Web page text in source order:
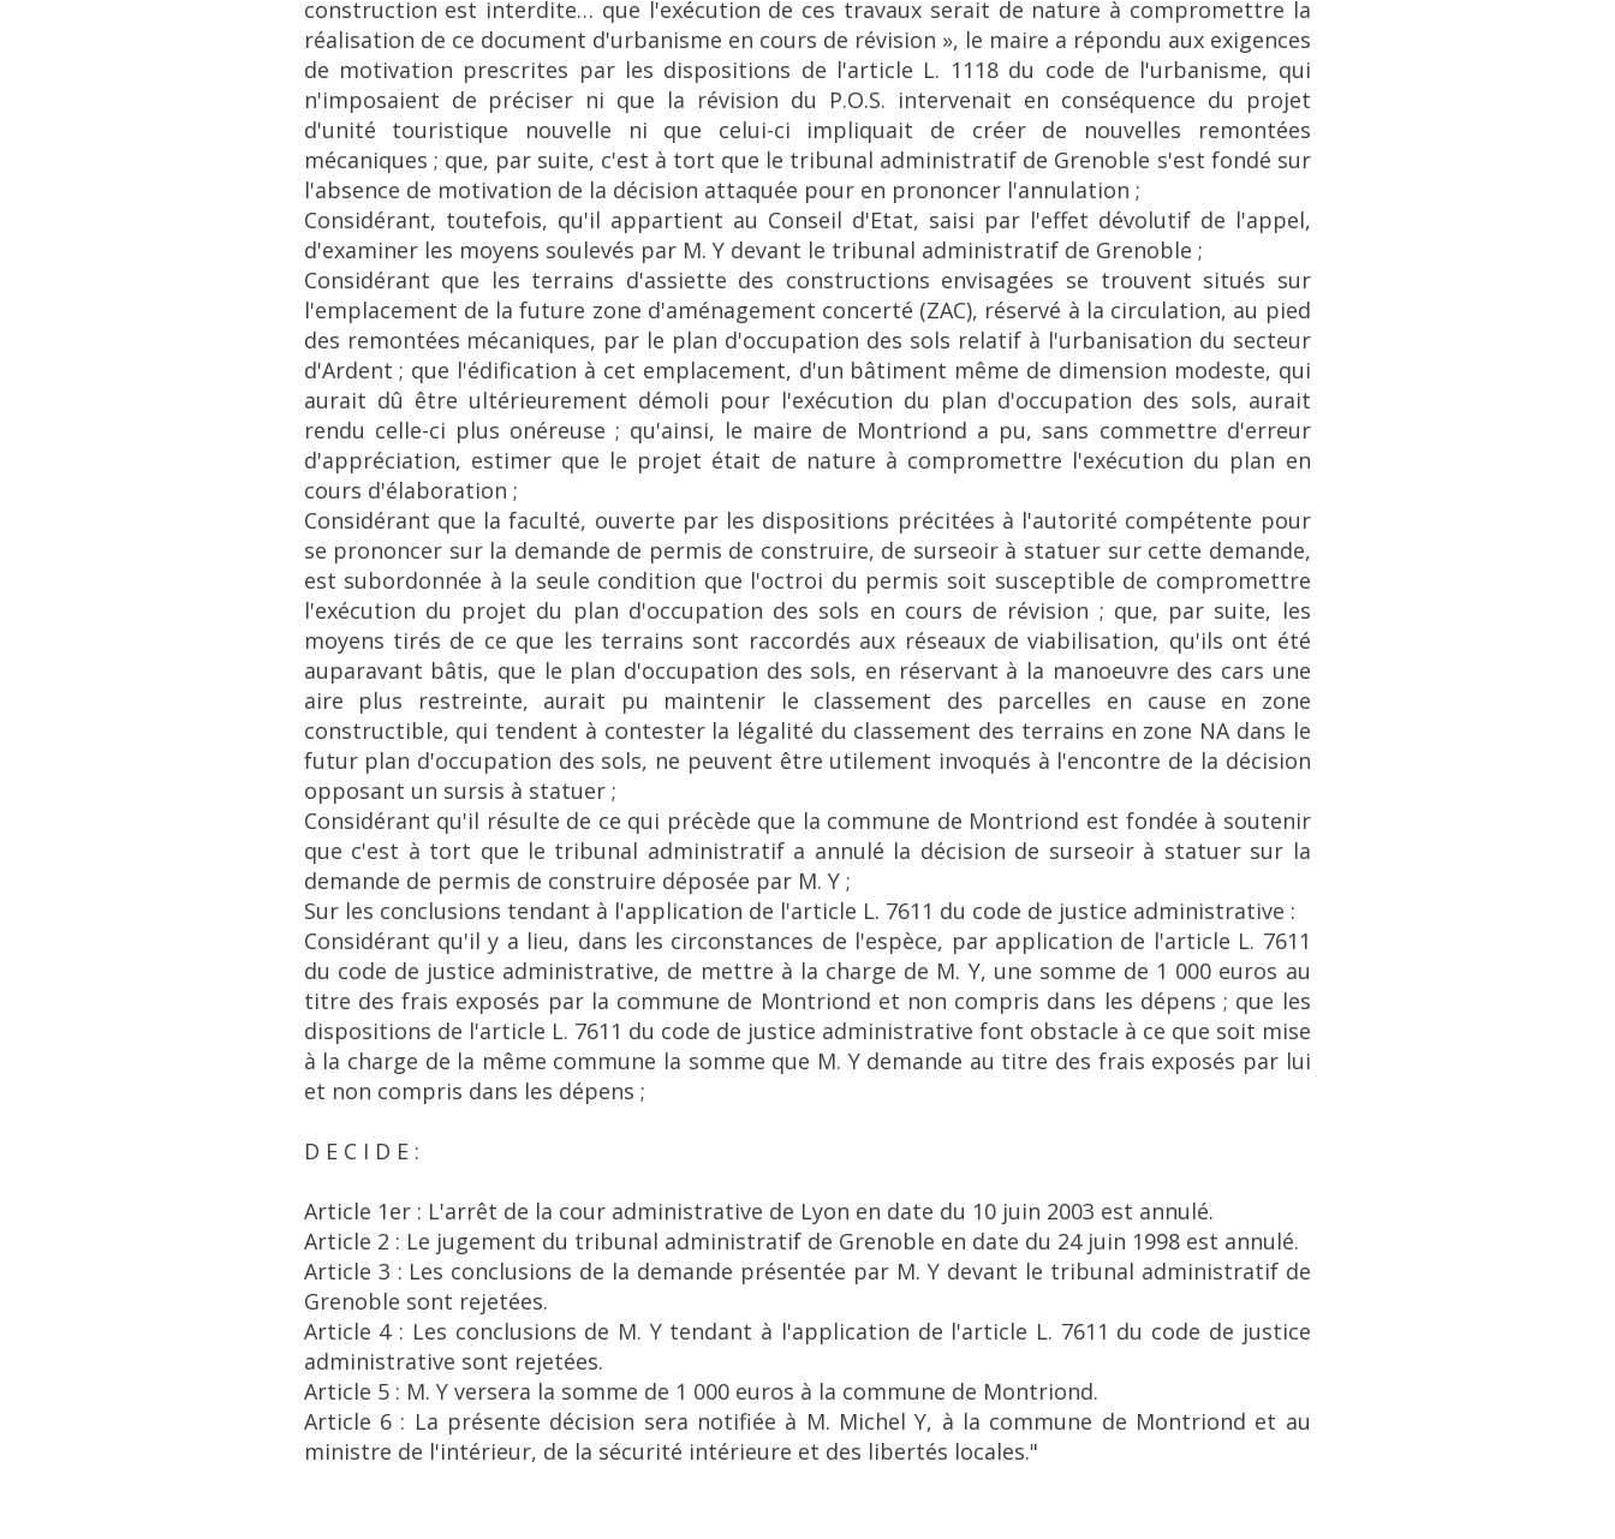
construction est interdite… que l'exécution de ces travaux serait de nature à compromettre la
réalisation de ce document d'urbanisme en cours de révision », le maire a répondu aux exigences
de motivation prescrites par les dispositions de l'article L. 1118 du code de l'urbanisme, qui
n'imposaient de préciser ni que la révision du P.O.S. intervenait en conséquence du projet
d'unité touristique nouvelle ni que celui-ci impliquait de créer de nouvelles remontées
mécaniques ; que, par suite, c'est à tort que le tribunal administratif de Grenoble s'est fondé sur
l'absence de motivation de la décision attaquée pour en prononcer l'annulation ;
Considérant, toutefois, qu'il appartient au Conseil d'Etat, saisi par l'effet dévolutif de l'appel,
d'examiner les moyens soulevés par M. Y devant le tribunal administratif de Grenoble ;
Considérant que les terrains d'assiette des constructions envisagées se trouvent situés sur
l'emplacement de la future zone d'aménagement concerté (ZAC), réservé à la circulation, au pied
des remontées mécaniques, par le plan d'occupation des sols relatif à l'urbanisation du secteur
d'Ardent ; que l'édification à cet emplacement, d'un bâtiment même de dimension modeste, qui
aurait dû être ultérieurement démoli pour l'exécution du plan d'occupation des sols, aurait
rendu celle-ci plus onéreuse ; qu'ainsi, le maire de Montriond a pu, sans commettre d'erreur
d'appréciation, estimer que le projet était de nature à compromettre l'exécution du plan en
cours d'élaboration ;
Considérant que la faculté, ouverte par les dispositions précitées à l'autorité compétente pour
se prononcer sur la demande de permis de construire, de surseoir à statuer sur cette demande,
est subordonnée à la seule condition que l'octroi du permis soit susceptible de compromettre
l'exécution du projet du plan d'occupation des sols en cours de révision ; que, par suite, les
moyens tirés de ce que les terrains sont raccordés aux réseaux de viabilisation, qu'ils ont été
auparavant bâtis, que le plan d'occupation des sols, en réservant à la manoeuvre des cars une
aire plus restreinte, aurait pu maintenir le classement des parcelles en cause en zone
constructible, qui tendent à contester la légalité du classement des terrains en zone NA dans le
futur plan d'occupation des sols, ne peuvent être utilement invoqués à l'encontre de la décision
opposant un sursis à statuer ;
Considérant qu'il résulte de ce qui précède que la commune de Montriond est fondée à soutenir
que c'est à tort que le tribunal administratif a annulé la décision de surseoir à statuer sur la
demande de permis de construire déposée par M. Y ;
Sur les conclusions tendant à l'application de l'article L. 7611 du code de justice administrative :
Considérant qu'il y a lieu, dans les circonstances de l'espèce, par application de l'article L. 7611
du code de justice administrative, de mettre à la charge de M. Y, une somme de 1 000 euros au
titre des frais exposés par la commune de Montriond et non compris dans les dépens ; que les
dispositions de l'article L. 7611 du code de justice administrative font obstacle à ce que soit mise
à la charge de la même commune la somme que M. Y demande au titre des frais exposés par lui
et non compris dans les dépens ;
D E C I D E :
Article 1er : L'arrêt de la cour administrative de Lyon en date du 10 juin 2003 est annulé.
Article 2 : Le jugement du tribunal administratif de Grenoble en date du 24 juin 1998 est annulé.
Article 3 : Les conclusions de la demande présentée par M. Y devant le tribunal administratif de
Grenoble sont rejetées.
Article 4 : Les conclusions de M. Y tendant à l'application de l'article L. 7611 du code de justice
administrative sont rejetées.
Article 5 : M. Y versera la somme de 1 000 euros à la commune de Montriond.
Article 6 : La présente décision sera notifiée à M. Michel Y, à la commune de Montriond et au
ministre de l'intérieur, de la sécurité intérieure et des libertés locales."